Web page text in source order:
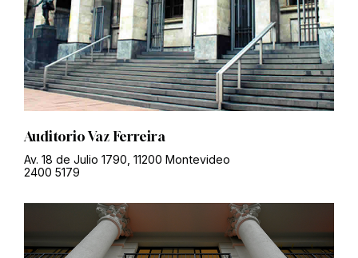
Auditorio Vaz Ferreira
Av. 18 de Julio 1790, 11200 Montevideo
2400 5179